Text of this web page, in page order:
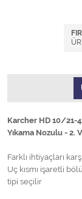
Karcher HD 10/21-
Yıkama Nozulu - 2.
Farklı ihtiyaçları
Uç kısmı işaretli
tipi seçilir